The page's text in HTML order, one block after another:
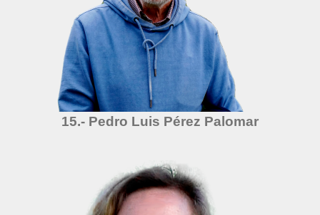
15.- Pedro Luis Pérez Palomar